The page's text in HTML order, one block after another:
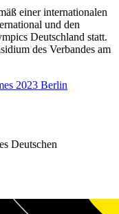
einer internationalen
und den
Deutschland statt.
des Verbandes am
2023 Berlin
Deutschen